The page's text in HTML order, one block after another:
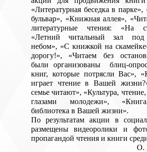
«Литературная беседка в
бульвар», «Книжная аллея»,
литературные чтения: «На
«Летний читальный зал
небом», «С книжкой на
дорогу!», «Читаем без
были организованы блиц-
книг, которые потрясли Вас»,
играет чтение в Вашей
семье читают», «Культура,
глазами молодежи»,
библиотека в Вашей жизни».
По результатам акции в
размещены видеоролики и
пропагандой чтения и книги
О.